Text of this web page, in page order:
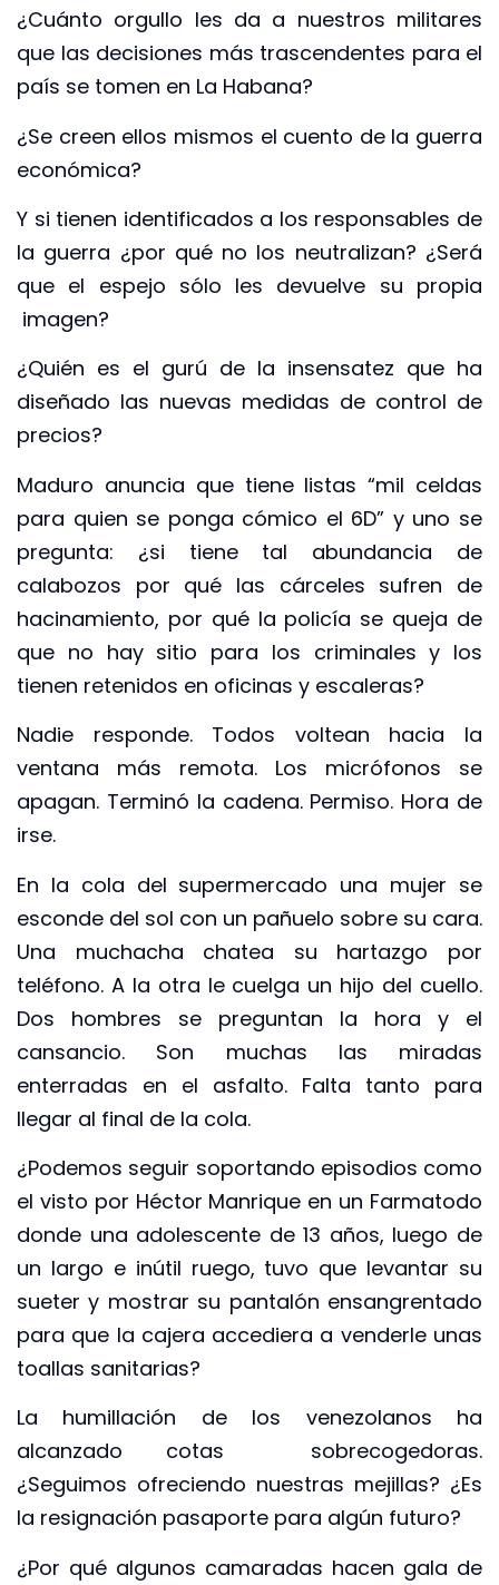
¿Cuánto orgullo les da a nuestros militares
que las decisiones más trascendentes para el
país se tomen en La Habana?
¿Se creen ellos mismos el cuento de la guerra
económica?
Y si tienen identificados a los responsables de
la guerra ¿por qué no los neutralizan? ¿Será
que el espejo sólo les devuelve su propia
imagen?
¿Quién es el gurú de la insensatez que ha
diseñado las nuevas medidas de control de
precios?
Maduro anuncia que tiene listas “mil celdas
para quien se ponga cómico el 6D” y uno se
pregunta: ¿si tiene tal abundancia de
calabozos por qué las cárceles sufren de
hacinamiento, por qué la policía se queja de
que no hay sitio para los criminales y los
tienen retenidos en oficinas y escaleras?
Nadie responde. Todos voltean hacia la
ventana más remota. Los micrófonos se
apagan. Terminó la cadena. Permiso. Hora de
irse.
En la cola del supermercado una mujer se
esconde del sol con un pañuelo sobre su cara.
Una muchacha chatea su hartazgo por
teléfono. A la otra le cuelga un hijo del cuello.
Dos hombres se preguntan la hora y el
cansancio. Son muchas las miradas
enterradas en el asfalto. Falta tanto para
llegar al final de la cola.
¿Podemos seguir soportando episodios como
el visto por Héctor Manrique en un Farmatodo
donde una adolescente de 13 años, luego de
un largo e inútil ruego, tuvo que levantar su
sueter y mostrar su pantalón ensangrentado
para que la cajera accediera a venderle unas
toallas sanitarias?
La humillación de los venezolanos ha
alcanzado cotas sobrecogedoras.
¿Seguimos ofreciendo nuestras mejillas? ¿Es
la resignación pasaporte para algún futuro?
¿Por qué algunos camaradas hacen gala de